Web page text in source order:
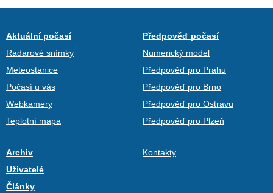
Aktuální počasí
Radarové snímky
Meteostanice
Počasí u vás
Webkamery
Teplotní mapa
Předpověď počasí
Numerický model
Předpověď pro Prahu
Předpověď pro Brno
Předpověď pro Ostravu
Předpověď pro Plzeň
Archiv
Uživatelé
Články
Kontakty